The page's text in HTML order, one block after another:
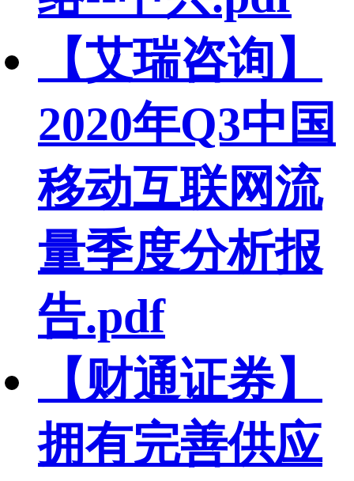
【艾瑞咨询】
2020年Q3中国
移动互联网流
量季度分析报
告.pdf
【财通证券】
拥有完善供应